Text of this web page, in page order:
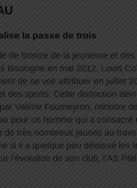
la passe de trois
de bronze de la jeunesse et
Boulogne en mai 2012, Louis
de se voir attribuer en juillet
des sports. Cette distinction
Valérie Fourneyron, ministre
pour un homme qui a
de très nombreux jeunes au
si il a quelque peu délaissé les
l’évolution de son club, l’AS